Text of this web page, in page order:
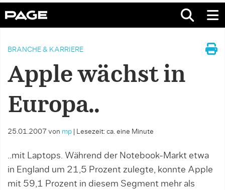
BRANCHE & KARRIERE
Apple wächst in
Europa..
25.01.2007 von mp Lesezeit: ca. eine Minute
..mit Laptops. Während der Notebook-Markt etwa
in England um 21,5 Prozent zulegte, konnte Apple
mit 59,1 Prozent in diesem Segment mehr als